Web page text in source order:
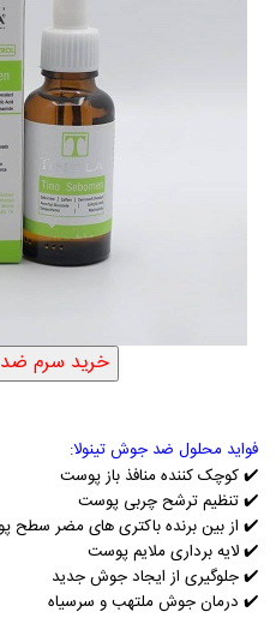
فواید محلول ضد جوش تینولا:
✔️کوچک کننده منافذ باز پوست
✔️تنظیم ترشح چربی پوست
✔️ از بین برنده باکتری های مضر سطح
✔️لایه برداری ملایم پوست
✔️جلوگیری از ایجاد جوش جدید
✔️ درمان جوش ملتهب و سرسیاه